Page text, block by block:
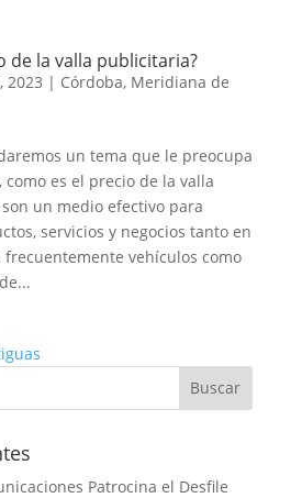
de la valla publicitaria?
2023 | Córdoba, Meridiana de
un tema que le preocupa
es el precio de la valla
un medio efectivo para
servicios y negocios tanto en
vehículos como
Patrocina el Desfile